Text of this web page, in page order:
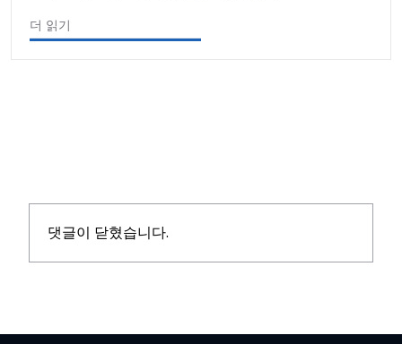
더 읽기
댓글이 닫혔습니다.